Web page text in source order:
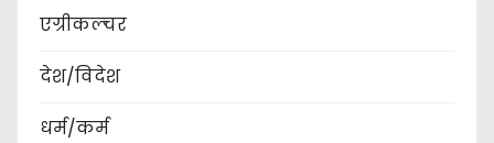
एग्रीकल्चर
देश/विदेश
धर्म/कर्म